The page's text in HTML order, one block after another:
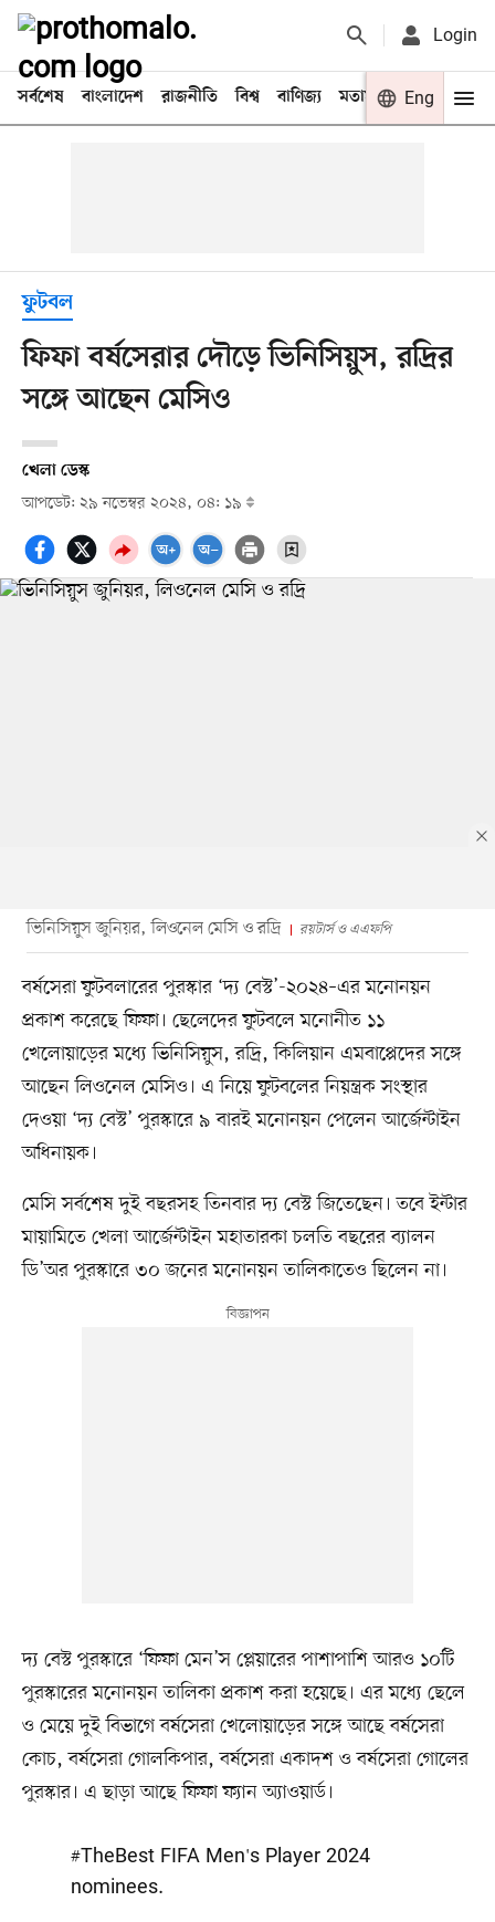
Login
সর্বশেষ বাংলাদেশ রাজনীতি বিশ্ব বাণিজ্য মতামত খেলা
Eng
ফুটবল
ফিফা বর্ষসেরার দৌড়ে ভিনিসিয়ুস, রদ্রির
সঙ্গে আছেন মেসিও
খেলা ডেস্ক
আপডেট: ২৯ নভেম্বর ২০২৪, ০৪: ১৯
ভিনিসিয়ুস জুনিয়র, লিওনেল মেসি ও রদ্রি রয়টার্স ও এএফপি
বর্ষসেরা ফুটবলারের পুরস্কার ‘দ্য বেস্ট’-২০২৪–এর মনোনয়ন
প্রকাশ করেছে ফিফা। ছেলেদের ফুটবলে মনোনীত ১১
খেলোয়াড়ের মধ্যে ভিনিসিয়ুস, রদ্রি, কিলিয়ান এমবাপ্পেদের সঙ্গে
আছেন লিওনেল মেসিও। এ নিয়ে ফুটবলের নিয়ন্ত্রক সংস্থার
দেওয়া ‘দ্য বেস্ট’ পুরস্কারে ৯ বারই মনোনয়ন পেলেন আর্জেন্টাইন
অধিনায়ক।
মেসি সর্বশেষ দুই বছরসহ তিনবার দ্য বেস্ট জিতেছেন। তবে ইন্টার
মায়ামিতে খেলা আর্জেন্টাইন মহাতারকা চলতি বছরের ব্যালন
ডি’অর পুরস্কারে ৩০ জনের মনোনয়ন তালিকাতেও ছিলেন না।
দ্য বেস্ট পুরস্কারে ‘ফিফা মেন’স প্লেয়ারের পাশাপাশি আরও ১০টি
পুরস্কারের মনোনয়ন তালিকা প্রকাশ করা হয়েছে। এর মধ্যে ছেলে
ও মেয়ে দুই বিভাগে বর্ষসেরা খেলোয়াড়ের সঙ্গে আছে বর্ষসেরা
কোচ, বর্ষসেরা গোলকিপার, বর্ষসেরা একাদশ ও বর্ষসেরা গোলের
পুরস্কার। এ ছাড়া আছে ফিফা ফ্যান অ্যাওয়ার্ড।
#TheBest FIFA Men's Player 2024
nominees.